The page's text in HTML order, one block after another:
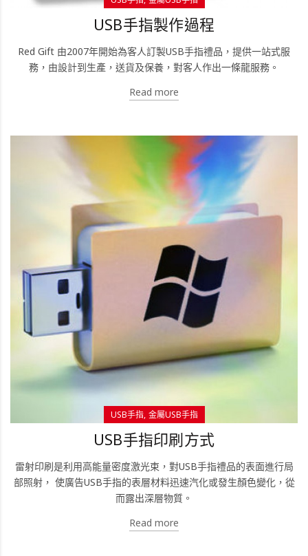
USB手指製作過程
Red Gift 由2007年開始為客人訂製USB手指禮品，提供一站式服
務，由設計到生產，送貨及保養，對客人作出一條龍服務。
Read more
USB手指 金屬USB手指
USB手指印刷方式
雷射印刷是利用高能量密度激光束，對USB手指禮品的表面進行局
部照射， 使廣告USB手指的表層材料迅速汽化或發生顏色變化，從
而露出深層物質。
Read more